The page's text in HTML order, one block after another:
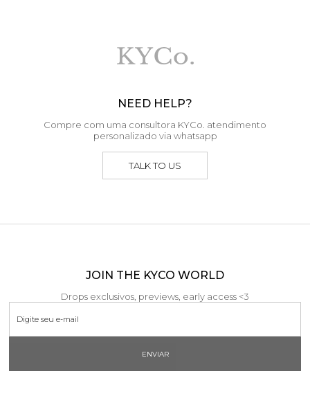
NEED HELP?
Compre com uma consultora KYCo. atendimento
personalizado via whatsapp
TALK TO US
JOIN THE KYCO WORLD
Drops exclusivos, previews, early access <3
ENVIAR